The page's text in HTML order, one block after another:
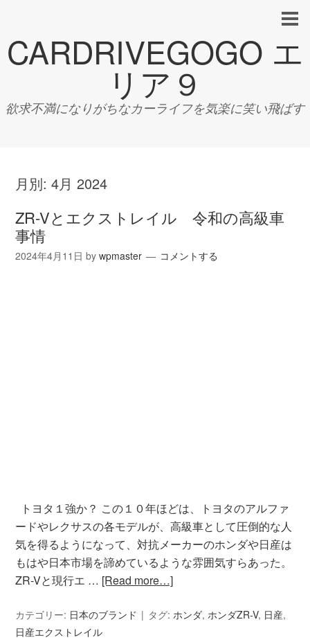
CARDRIVEGOGO エ
リア９
欲求不満になりがちなカーライフを気楽に笑い飛ばす
月別:4月 2024
ZR-Vとエクストレイル 令和の高級車
事情
2024年4月11日 bywpmaster コメントする
トヨタ１強か？ この１０年ほどは、トヨタのアルファ
ードやレクサスの各モデルが、高級車として圧倒的な人
気を得るようになって、対抗メーカーのホンダや日産は
もはや日本市場を諦めているような雰囲気すらあった。
ZR-Vと現行エ … [Read more…]
カテゴリー: 日本のブランド タグ:ホンダ,ホンダZR-V, 日産,
日産エクストレイル